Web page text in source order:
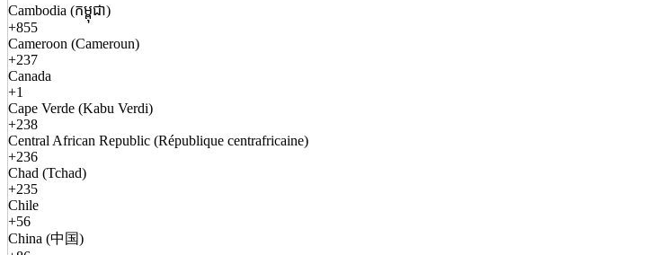
Cambodia (កម្ពុជា)
+855
Cameroon (Cameroun)
+237
Canada
+1
Cape Verde (Kabu Verdi)
+238
Central African Republic (République centrafricaine)
+236
Chad (Tchad)
+235
Chile
+56
China (中国)